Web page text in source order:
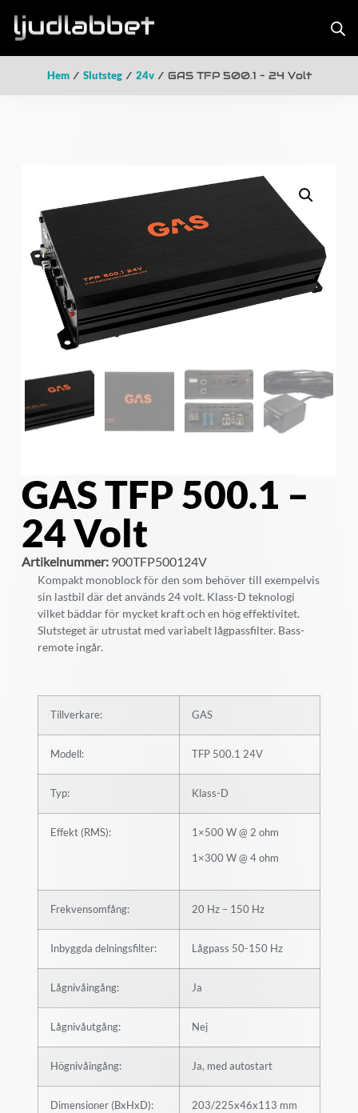
Hem/ Slutsteg/ 24v/ GAS TFP 500.1 – 24 Volt
GAS TFP 500.1 –
24 Volt
Artikelnummer:900TFP500124V
Kompakt monoblock för den som behöver till exempelvis
sin lastbil där det används 24 volt. Klass-D teknologi
vilket bäddar för mycket kraft och en hög effektivitet.
Slutsteget är utrustat med variabelt lågpassfilter. Bass-
remote ingår.
Tillverkare: GAS
Modell: TFP 500.1 24V
Typ: Klass-D
Effekt (RMS): 1×500 W @ 2 ohm
1×300 W @ 4 ohm
Frekvensomfång: 20 Hz – 150 Hz
Inbyggda delningsfilter: Lågpass 50-150 Hz
Lågnivåingång: Ja
Lågnivåutgång: Nej
Högnivåingång: Ja, med autostart
Dimensioner (BxHxD): 203/225x46x113 mm